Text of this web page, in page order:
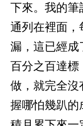
下來。我的筆
通列在裡面，
漏，這已經成
百分之百達標
做，就完全沒
握哪怕幾趴的